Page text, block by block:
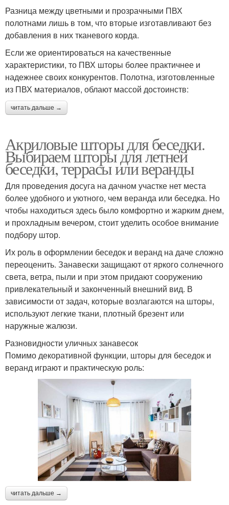
Разница между цветными и прозрачными ПВХ
полотнами лишь в том, что вторые изготавливают без
добавления в них тканевого корда.
Если же ориентироваться на качественные
характеристики, то ПВХ шторы более практичнее и
надежнее своих конкурентов. Полотна, изготовленные
из ПВХ материалов, облают массой достоинств:
читать дальше →
Акриловые шторы для беседки.
Выбираем шторы для летней
беседки, террасы или веранды
Для проведения досуга на дачном участке нет места
более удобного и уютного, чем веранда или беседка. Но
чтобы находиться здесь было комфортно и жарким днем,
и прохладным вечером, стоит уделить особое внимание
подбору штор.
Их роль в оформлении беседок и веранд на даче сложно
переоценить. Занавески защищают от яркого солнечного
света, ветра, пыли и при этом придают сооружению
привлекательный и законченный внешний вид. В
зависимости от задач, которые возлагаются на шторы,
используют легкие ткани, плотный брезент или
наружные жалюзи.
Разновидности уличных занавесок
Помимо декоративной функции, шторы для беседок и
веранд играют и практическую роль:
читать дальше →